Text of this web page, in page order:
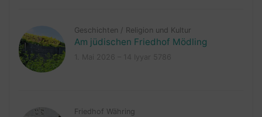
Geschichten / Religion und Kultur
Am jüdischen Friedhof Mödling
Friedhof Währing